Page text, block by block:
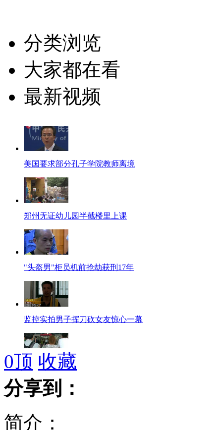
分类浏览
大家都在看
最新视频
美国要求部分孔子学院教师离境
郑州无证幼儿园半截楼里上课
"头盔男"柜员机前抢劫获刑17年
监控实拍男子挥刀砍女友惊心一幕
男子"勾女"自称富商共骗11个女人
李云迪当四川音乐学院副院长
0顶 收藏
分享到：
简介：